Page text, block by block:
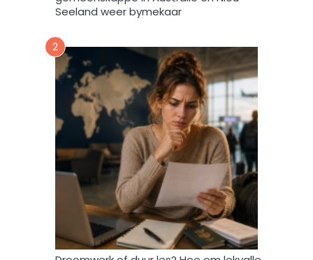
k
d
a
a
t
e
d
a
r
i
Seeland weer bymekaar
2